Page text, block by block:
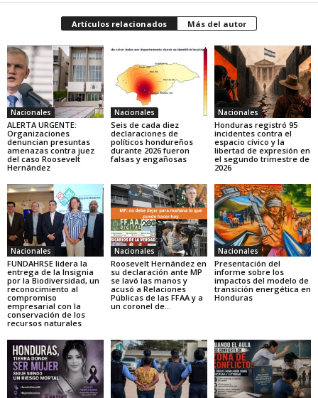
Artículos relacionados Más del autor
Nacionales
ALERTA URGENTE:
Organizaciones
denuncian presuntas
amenazas contra juez
del caso Roosevelt
Hernández
Nacionales
Seis de cada diez
declaraciones de
políticos hondureños
durante 2026 fueron
falsas y engañosas
Nacionales
Honduras registró 95
incidentes contra el
espacio cívico y la
libertad de expresión en
el segundo trimestre de
2026
Nacionales
FUNDAHRSE lidera la
entrega de la Insignia
por la Biodiversidad, un
reconocimiento al
compromiso
empresarial con la
conservación de los
recursos naturales
Nacionales
Roosevelt Hernández en
su declaración ante MP
se lavó las manos y
acusó a Relaciones
Públicas de las FFAA y a
un coronel de...
Nacionales
Presentación del
informe sobre los
impactos del modelo de
transición energética en
Honduras